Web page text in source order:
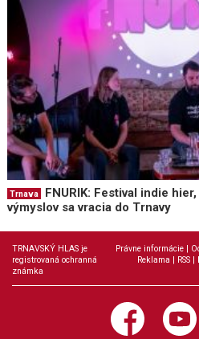
Trnava
FNURIK: Festival indie
výmyslov sa vracia do Trnavy
TRNAVSKÝ HLAS je
registrovaná ochranná
známka
Právne informácie
Reklama
RSS